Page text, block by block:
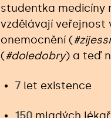
studentka medicíny
vzdělávají veřejnost
onemocnění (
(#doledobry) a teď
7 let existence